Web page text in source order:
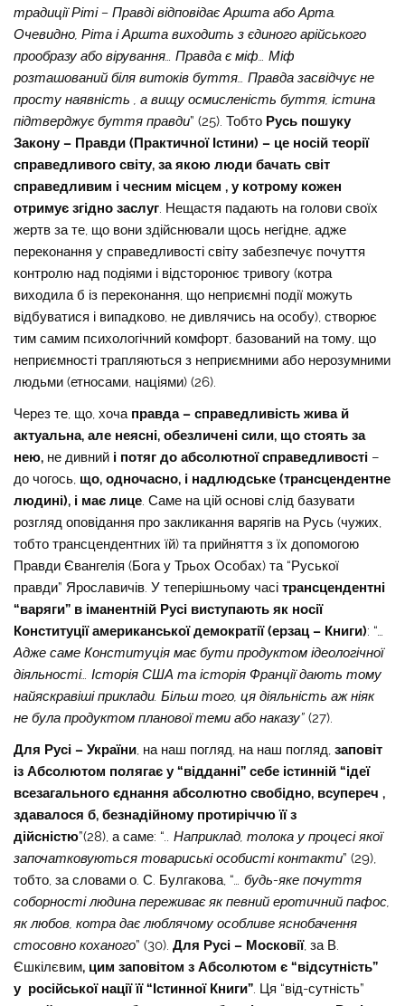
традиції Ріті – Правді відповідає Аршта або Арта.
Очевидно, Ріта і Аршта виходить з єдиного арійського
прообразу або вірування… Правда є міф… Міф
розташований біля витоків буття… Правда засвідчує не
просту наявність , а вищу осмисленість буття, істина
підтверджує буття правди” (25). Тобто Русь пошуку
Закону – Правди (Практичної Істини) – це носій теорії
справедливого світу, за якою люди бачать світ
справедливим і чесним місцем , у котрому кожен
отримує згідно заслуг. Нещастя падають на голови своїх
жертв за те, що вони здійснювали щось негідне, адже
переконання у справедливості світу забезпечує почуття
контролю над подіями і відсторонює тривогу (котра
виходила б із переконання, що неприємні події можуть
відбуватися і випадково, не дивлячись на особу), створює
тим самим психологічний комфорт, базований на тому, що
неприємності трапляються з неприємними або нерозумними
людьми (етносами, націями) (26).
Через те, що, хоча правда – справедливість жива й
актуальна, але неясні, обезличені сили, що стоять за
нею, не дивний і потяг до абсолютної справедливості –
до чогось, що, одночасно, і надлюдське (трансцендентне
людині), і має лице. Саме на цій основі слід базувати
розгляд оповідання про закликання варягів на Русь (чужих,
тобто трансцендентних їй) та прийняття з їх допомогою
Правди Євангелія (Бога у Трьох Особах) та “Руської
правди” Ярославичів. У теперішньому часітрансцендентні
“варяги” в іманентній Русі виступають як носії
Конституції американської демократії (ерзац – Книги): “…
Адже саме Конституція має бути продуктом ідеологічної
діяльності… Історія США та історія Франції дають тому
найяскравіші приклади. Більш того, ця діяльність аж ніяк
не була продуктом планової теми або наказу” (27).
Для Русі – України, на наш погляд, на наш погляд,заповіт
із Абсолютом полягає у “відданні” себе істинній “ідеї
всезагального єднання абсолютно свобідно, всупереч ,
здавалося б, безнадійному протиріччю її з
дійсністю”(28), а саме: “.. Наприклад, толока у процесі якої
започатковуються товариські особисті контакти” (29),
тобто, за словами о. С. Булгакова, “… будь-яке почуття
соборності людина переживає як певний еротичний пафос,
як любов, котра дає люблячому особливе яснобачення
стосовно коханого” (30).Для Русі – Московії, за В.
Єшкілєвим, цим заповітом з Абсолютом є “відсутність”
у російської нації її “Істинної Книги”. Ця “від-сутність”